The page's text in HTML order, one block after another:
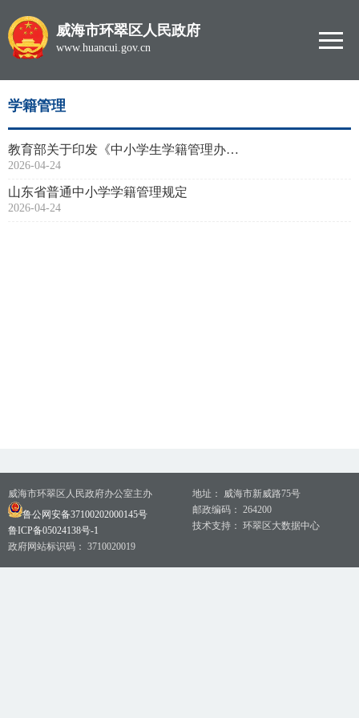
威海市环翠区人民政府
www.huancui.gov.cn
学籍管理
教育部关于印发《中小学生学籍管理办法》的通知
2026-04-24
山东省普通中小学学籍管理规定
2026-04-24
威海市环翠区人民政府办公室主办
鲁公网安备37100202000145号
鲁ICP备05024138号-1
政府网站标识码： 3710020019
地址： 威海市新威路75号
邮政编码： 264200
技术支持： 环翠区大数据中心